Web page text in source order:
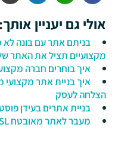
אולי גם יעניין אותך:
בניתם אתר עם בונה לא
מקצועיים תציל את האתר
איך בוחרים חברה
איך בניית אתר מקצועי
הצלחה לעסק
בניית אתרים בעידן פוסט
מעבר לאתר מאובטח SSL ו- HTTPS